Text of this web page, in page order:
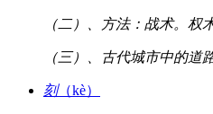
（二）、方法：战术。权
（三）、古代城市中的道路
刻（kè）